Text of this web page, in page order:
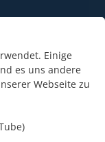
Einige
es uns andere
Webseite zu